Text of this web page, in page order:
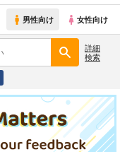
男性向け 女性向け
詳細
検索